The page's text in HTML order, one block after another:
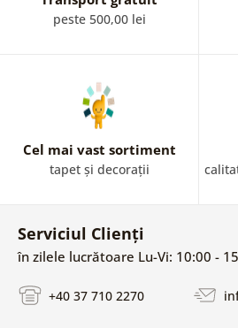
peste 500,00 lei
Cel mai vast sortiment
tapet și decorații
Serviciul Clienți
în zilele lucrătoare Lu-Vi: 10:00 -
+40 37 710 2270